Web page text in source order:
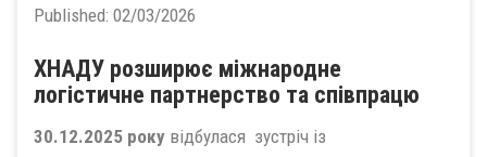
Published: 02/03/2026
ХНАДУ розширює міжнародне
логістичне партнерство та співпрацю
30.12.2025 року відбулася зустріч із